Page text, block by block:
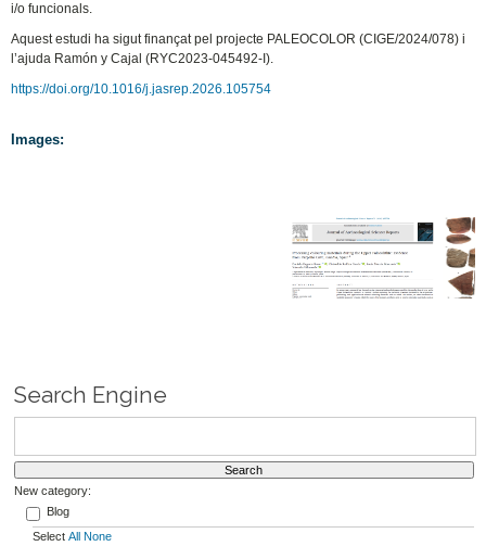
i/o funcionals.
Aquest estudi ha sigut finançat pel projecte PALEOCOLOR (CIGE/2024/078) i
l’ajuda Ramón y Cajal (RYC2023-045492-I).
https://doi.org/10.1016/j.jasrep.2026.105754
Images:
Search Engine
New category:
Blog
Select All None